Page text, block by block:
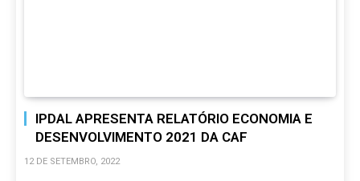
IPDAL APRESENTA RELATÓRIO ECONOMIA E
DESENVOLVIMENTO 2021 DA CAF
12 DE SETEMBRO, 2022